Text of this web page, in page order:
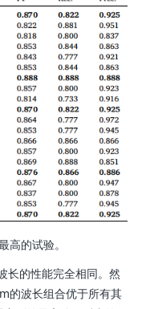
高的试验。
长的性能完全相同。然
的波长组合优于所有其